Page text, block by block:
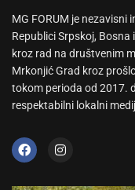
MG FORUM je
Republici Srpskoj,
kroz rad na društvenim
Mrkonjić Grad kroz
tokom perioda od 2017.
respektabilni lokalni